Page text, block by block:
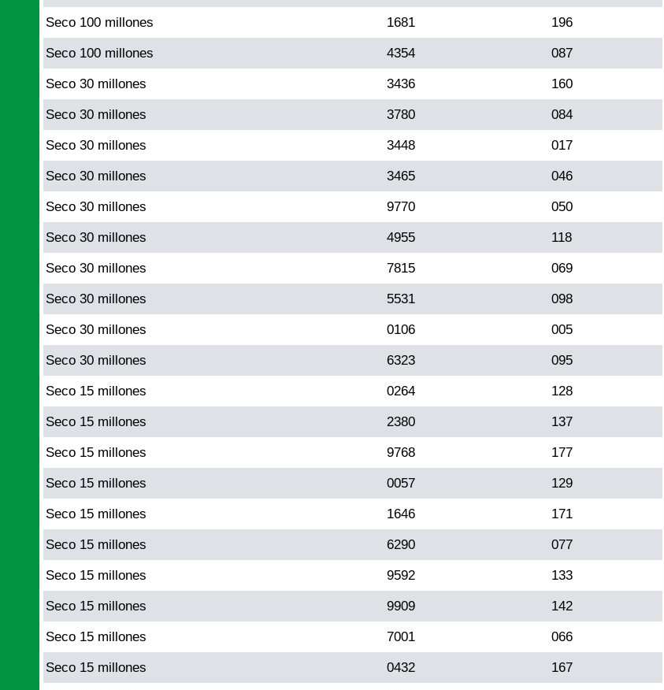
Seco 100 millones 1681 196
Seco 100 millones 4354 087
Seco 30 millones 3436 160
Seco 30 millones 3780 084
Seco 30 millones 3448 017
Seco 30 millones 3465 046
Seco 30 millones 9770 050
Seco 30 millones 4955 118
Seco 30 millones 7815 069
Seco 30 millones 5531 098
Seco 30 millones 0106 005
Seco 30 millones 6323 095
Seco 15 millones 0264 128
Seco 15 millones 2380 137
Seco 15 millones 9768 177
Seco 15 millones 0057 129
Seco 15 millones 1646 171
Seco 15 millones 6290 077
Seco 15 millones 9592 133
Seco 15 millones 9909 142
Seco 15 millones 7001 066
Seco 15 millones 0432 167